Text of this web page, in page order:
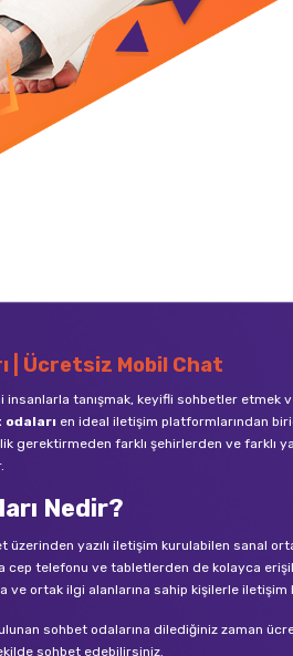
| Ücretsiz Mobil Chat
insanlarla tanışmak, keyifli sohbetler
en ideal iletişim platformlarından
gerektirmeden farklı şehirlerden ve farklı
Nedir?
üzerinden yazılı iletişim kurulabilen sanal
cep telefonu ve tabletlerden de kolayca
ve ortak ilgi alanlarına sahip kişilerle iletişim
sohbet odalarına dilediğiniz zaman
sohbet edebilirsiniz.